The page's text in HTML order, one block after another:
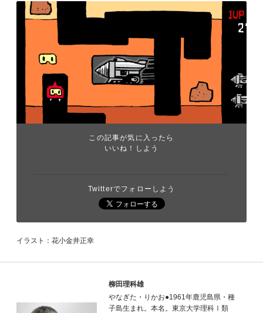
この記事が気に入ったら
いいね！しよう
Twitterでフォローしよう
イラスト：花小金井正幸
柳田理科雄
やなぎた・りかお●1961年鹿児島県・種
子島生まれ。本名。東京大学理科Ⅰ類